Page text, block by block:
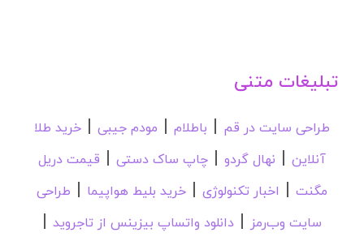
تبلیغات متنی
طراحی سایت در قم | باطلام | مودم جیبی | خرید طلا
آنلاین | نهال گردو | چاپ ساک دستی | قیمت دریل
مگنت | اخبار تکنولوژی | خرید بلیط هواپیما | طراحی
سایت وب‌رمز | دانلود واتساپ بیزینس از تاجروید |